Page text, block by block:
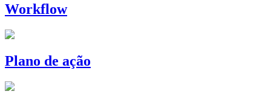
Workflow
Plano de ação